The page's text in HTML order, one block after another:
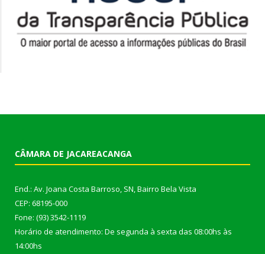
CÂMARA DE JACAREACANGA
End.: Av. Joana Costa Barroso, SN, Bairro Bela Vista
CEP: 68195-000
Fone: (93) 3542-1119
Horário de atendimento: De segunda à sexta das 08:00hs às
14:00hs